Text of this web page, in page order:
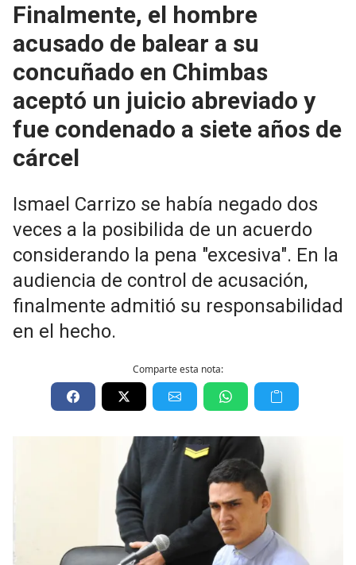
Finalmente, el hombre
acusado de balear a su
concuñado en Chimbas
aceptó un juicio abreviado y
fue condenado a siete años de
cárcel
Ismael Carrizo se había negado dos
veces a la posibilida de un acuerdo
considerando la pena "excesiva". En la
audiencia de control de acusación,
finalmente admitió su responsabilidad
en el hecho.
Comparte esta nota: